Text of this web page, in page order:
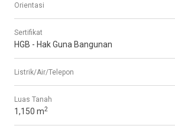
Orientasi
Sertifikat
HGB - Hak Guna Bangunan
Listrik/Air/Telepon
Luas Tanah
1,150 m2